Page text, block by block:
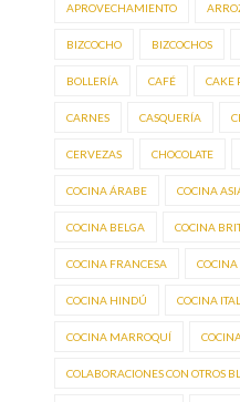
APROVECHAMIENTO
BIZCOCHO BIZCOCHOS
BOLLERÍA CAFÉ CAKE
CARNES CASQUERÍA
CERVEZAS CHOCOLATE
COCINA ÁRABE COCINA
COCINA BELGA COCINA
COCINA FRANCESA
COCINA HINDÚ COCINA
COCINA MARROQUÍ
COLABORACIONES CON OTROS